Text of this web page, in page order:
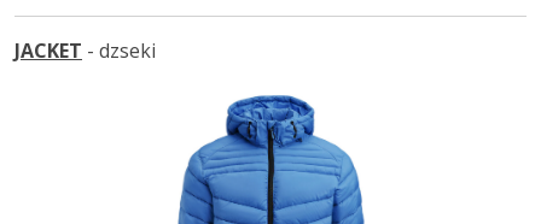
JACKET - dzseki